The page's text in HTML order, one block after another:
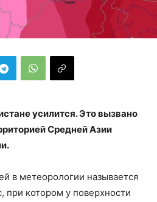
усилится. Это вызвано
Средней Азии
в метеорологии называется
при котором у поверхности